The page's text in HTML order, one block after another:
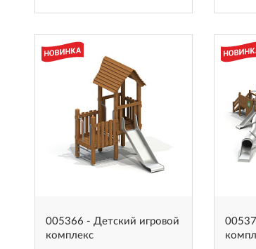
005366 - Детский игровой
комплекс